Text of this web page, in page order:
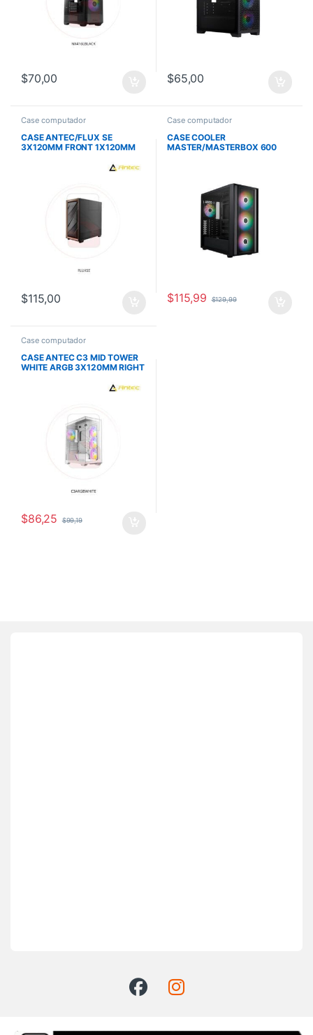
$70,00 $65,00
Case computador
CASE ANTEC/FLUX SE
3X120MM FRONT 1X120MM
$115,00
Case computador
CASE COOLER
MASTER/MASTERBOX 600
$115,99 $129,99
Case computador
CASE ANTEC C3 MID TOWER
WHITE ARGB 3X120MM RIGHT
$86,25 $99,19